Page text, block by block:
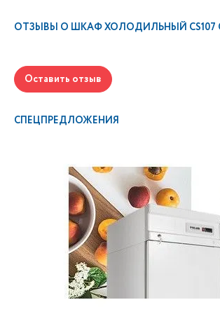
ОТЗЫВЫ О ШКАФ ХОЛОДИЛЬНЫЙ CS107
Оставить отзыв
СПЕЦПРЕДЛОЖЕНИЯ